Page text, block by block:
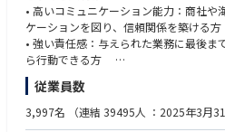
3. 海外販売会社業務サポート - 納期交
ー - 顧客対応（仕様確認、技術問い
4. ディーラ、顧客満足度強化活動(海
場見学やショールーム訪問時の対応 -
5. マーケティング支援 - 海外市場の
立案サポート
• 高いコミュニケーション能力：商社や
ケーションを図り、信頼関係を築ける
• 強い責任感：与えられた業務に最後ま
ら行動できる方
• チームワーク重視：海外拠点や代理店
れる方
• チャレンジ精神旺盛：新しいことに積
従業員数
3,997名 （連結 39495人 ：2025年3月31